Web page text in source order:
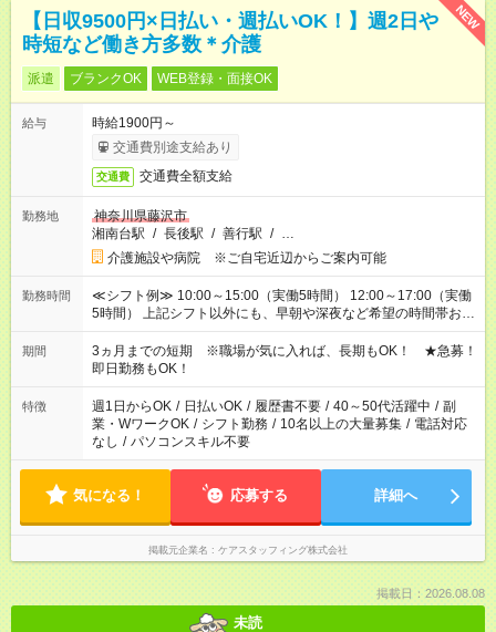
NEW
【日収9500円×日払い・週払いOK！】週2日や
時短など働き方多数＊介護
派遣 ブランクOK WEB登録・面接OK
給与
時給1900円～
交通費別途支給あり
交通費 交通費全額支給
勤務地
神奈川県藤沢市
湘南台駅 / 長後駅 / 善行駅 / …
介護施設や病院 ※ご自宅近辺からご案内可能
勤務時間
≪シフト例≫ 10:00～15:00（実働5時間） 12:00～17:00（実働
5時間） 上記シフト以外にも、早朝や深夜など希望の時間帯お聞
かせください！ 事前に担当からヒアリングもしますので、ご安
心ください！
期間
3ヵ月までの短期 ※職場が気に入れば、長期もOK！ ★急募！
即日勤務もOK！
特徴 週1日からOK / 日払いOK / 履歴書不要 / 40～50代活躍中 / 副
業・WワークOK / シフト勤務 / 10名以上の大量募集 / 電話対応
なし / パソコンスキル不要
気になる！ 応募する 詳細へ
掲載元企業名 ケアスタッフィング株式会社
掲載日：2026.08.08
未読